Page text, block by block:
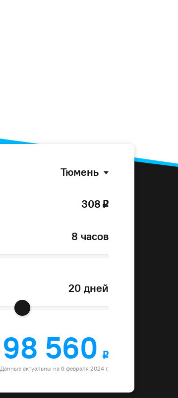
Тюмень
308 o
8 часов
20 дней
98 560
o
Данные актуальны на 6 февраля 2024 г.